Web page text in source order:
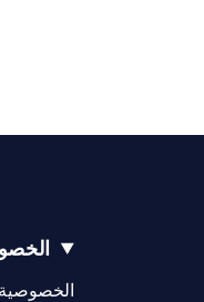
opens in a الخصوصية